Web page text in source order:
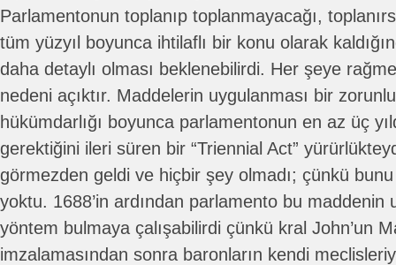
Parlamentonun toplanıp toplanmayacağı,
tüm yüzyıl boyunca ihtilaflı bir konu olarak
daha detaylı olması beklenebilirdi. Her şeye
nedeni açıktır. Maddelerin uygulanması bir
hükümdarlığı boyunca parlamentonun en az üç
gerektiğini ileri süren bir “Triennial Act”
görmezden geldi ve hiçbir şey olmadı; çünkü
yoktu. 1688’in ardından parlamento bu maddenin
yöntem bulmaya çalışabilirdi çünkü kral John’un
imzalamasından sonra baronların kendi